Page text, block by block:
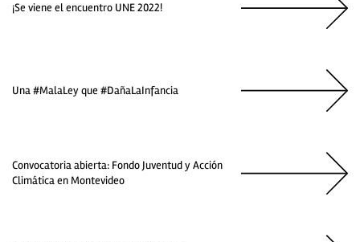
¡Se viene el encuentro UNE 2022!
Una #MalaLey que #DañaLaInfancia
Convocatoria abierta: Fondo Juventud y Acción
Climática en Montevideo